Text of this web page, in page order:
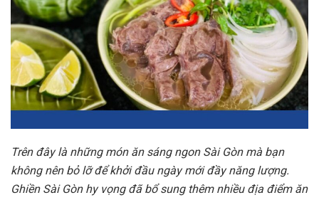
Trên đây là những món ăn sáng ngon Sài Gòn mà bạn
không nên bỏ lỡ để khởi đầu ngày mới đầy năng lượng.
Ghiền Sài Gòn hy vọng đã bổ sung thêm nhiều địa điểm ăn